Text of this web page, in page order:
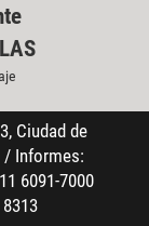
Ciudad de
/ Informes:
6091-7000